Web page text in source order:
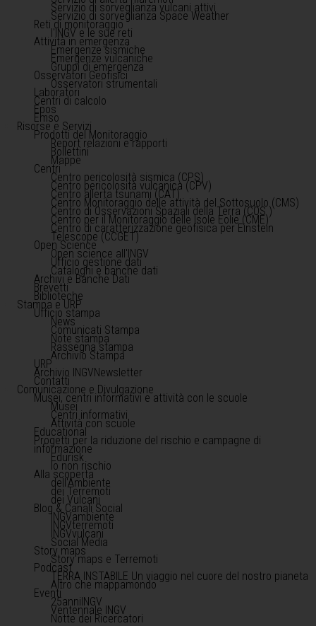
Servizio di sorveglianza vulcani attivi
Servizio di sorveglianza Space Weather
Reti di monitoraggio
l'INGV e le sue reti
Attività in emergenza
Emergenze sismiche
Emergenze vulcaniche
Gruppi di emergenza
Osservatori Geofisici
Osservatori strumentali
Laboratori
Centri di calcolo
Epos
Emso
Risorse e Servizi
Prodotti del Monitoraggio
Report relazioni e rapporti
Bollettini
Mappe
Centri
Centro pericolosità sismica (CPS)
Centro pericolosità vulcanica (CPV)
Centro allerta tsunami (CAT)
Centro Monitoraggio delle attività del Sottosuolo (CMS)
Centro di Osservazioni Spaziali della Terra (COS )
Centro per il Monitoraggio delle Isole Eolie (CME)
Centro di caratterizzazione geofisica per Einstein
Telescope (CCGET)
Open Science
Open science all'INGV
Ufficio gestione dati
Cataloghi e banche dati
Archivi e Banche Dati
Brevetti
Biblioteche
Stampa e URP
Ufficio stampa
News
Comunicati Stampa
Note stampa
Rassegna stampa
Archivio Stampa
URP
Archivio INGVNewsletter
Contatti
Comunicazione e Divulgazione
Musei, centri informativi e attività con le scuole
Musei
Centri informativi
Attività con scuole
Educational
Progetti per la riduzione del rischio e campagne di
informazione
Edurisk
Io non rischio
Alla scoperta
dell'Ambiente
dei Terremoti
dei Vulcani
Blog & Canali Social
INGVambiente
INGVterremoti
INGVvulcani
Social Media
Story maps
Story maps e Terremoti
Podcast
TERRA INSTABILE Un viaggio nel cuore del nostro pianeta
Altro che mappamondo
Eventi
25anniINGV
Ventennale INGV
Notte dei Ricercatori